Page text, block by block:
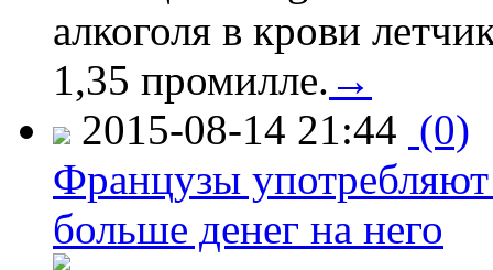
алкоголя в крови
1,35 промилле. →
2015-08-14 21:44 (0)
Французы
больше денег на него